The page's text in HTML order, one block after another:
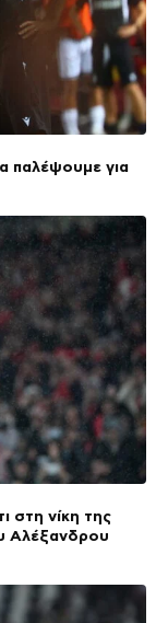
παλέψουμε για
στη νίκη της
Αλέξανδρου